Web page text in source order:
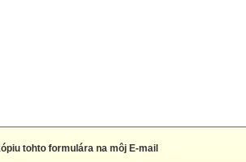
tohto formulára na môj E-mail